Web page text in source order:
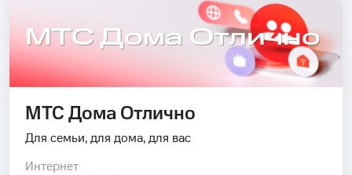
МТС Дома Отлично
МТС Дома Отлично
Для семьи, для дома, для вас
Интернет